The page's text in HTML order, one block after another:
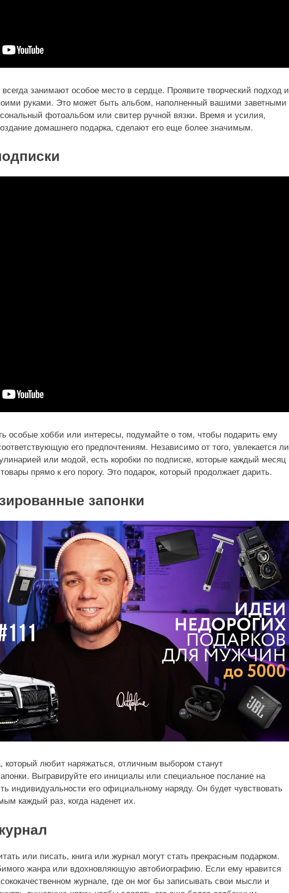
занимают особое место в сердце. Проявите творческий подход и
руками. Это может быть альбом, наполненный вашими заветными
фотоальбом или свитер ручной вязки. Время и усилия,
домашнего подарка, сделают его еще более значимым.
особые хобби или интересы, подумайте о том, чтобы подарить ему
его предпочтениям. Независимо от того, увлекается ли
или модой, есть коробки по подписке, которые каждый месяц
прямо к его порогу. Это подарок, который продолжает дарить.
запонки
который любит наряжаться, отличным выбором станут
Выгравируйте его инициалы или специальное послание на
индивидуальности его официальному наряду. Он будет чувствовать
каждый раз, когда наденет их.
или писать, книга или журнал могут стать прекрасным подарком.
жанра или вдохновляющую автобиографию. Если ему нравится
журнале, где он мог бы записывать свои мысли и